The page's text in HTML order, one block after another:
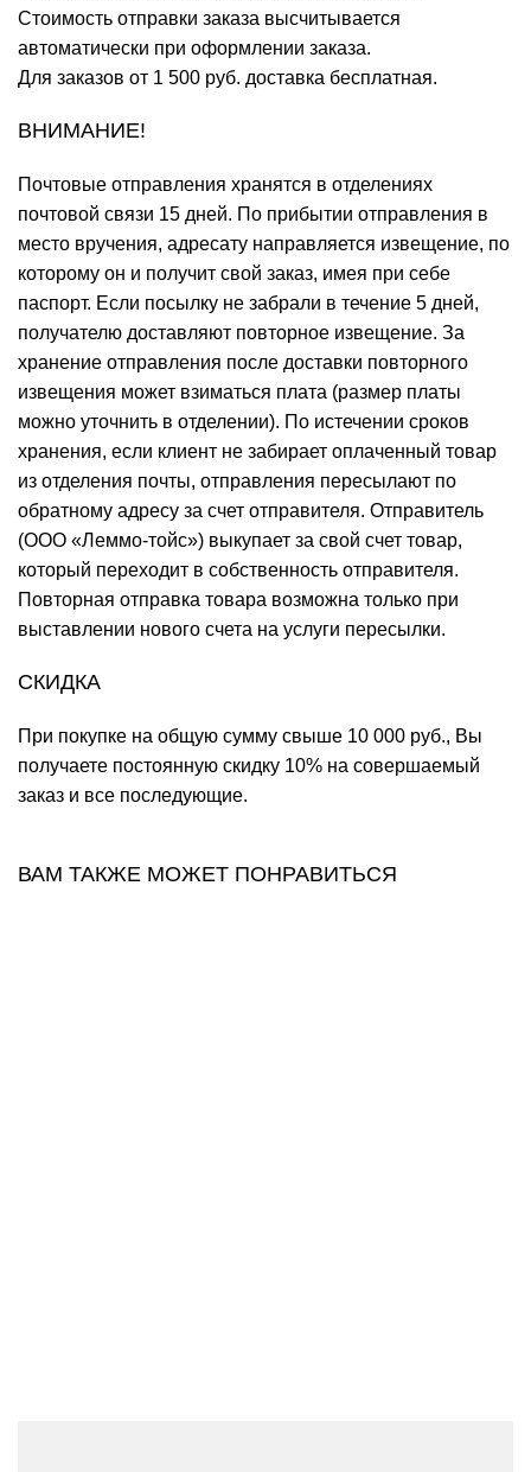
Стоимость отправки заказа высчитывается
автоматически при оформлении заказа.
Для заказов от 1 500 руб. доставка бесплатная.
ВНИМАНИЕ!
Почтовые отправления хранятся в отделениях
почтовой связи 15 дней. По прибытии отправления в
место вручения, адресату направляется извещение, по
которому он и получит свой заказ, имея при себе
паспорт. Если посылку не забрали в течение 5 дней,
получателю доставляют повторное извещение. За
хранение отправления после доставки повторного
извещения может взиматься плата (размер платы
можно уточнить в отделении). По истечении сроков
хранения, если клиент не забирает оплаченный товар
из отделения почты, отправления пересылают по
обратному адресу за счет отправителя. Отправитель
(ООО «Леммо-тойс») выкупает за свой счет товар,
который переходит в собственность отправителя.
Повторная отправка товара возможна только при
выставлении нового счета на услуги пересылки.
СКИДКА
При покупке на общую сумму свыше 10 000 руб., Вы
получаете постоянную скидку 10% на совершаемый
заказ и все последующие.
ВАМ ТАКЖЕ МОЖЕТ ПОНРАВИТЬСЯ